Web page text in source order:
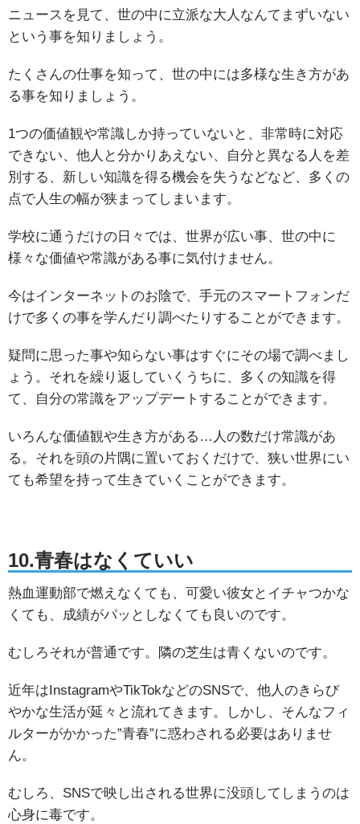
ニュースを見て、世の中に立派な大人なんてまずいない
という事を知りましょう。
たくさんの仕事を知って、世の中には多様な生き方があ
る事を知りましょう。
1つの価値観や常識しか持っていないと、非常時に対応
できない、他人と分かりあえない、自分と異なる人を差
別する、新しい知識を得る機会を失うなどなど、多くの
点で人生の幅が狭まってしまいます。
学校に通うだけの日々では、世界が広い事、世の中に
様々な価値や常識がある事に気付けません。
今はインターネットのお陰で、手元のスマートフォンだ
けで多くの事を学んだり調べたりすることができます。
疑問に思った事や知らない事はすぐにその場で調べまし
ょう。それを繰り返していくうちに、多くの知識を得
て、自分の常識をアップデートすることができます。
いろんな価値観や生き方がある…人の数だけ常識があ
る。それを頭の片隅に置いておくだけで、狭い世界にい
ても希望を持って生きていくことができます。
10.青春はなくていい
熱血運動部で燃えなくても、可愛い彼女とイチャつかな
くても、成績がパッとしなくても良いのです。
むしろそれが普通です。隣の芝生は青くないのです。
近年はInstagramやTikTokなどのSNSで、他人のきらび
やかな生活が延々と流れてきます。しかし、そんなフィ
ルターがかかった”青春”に惑わされる必要はありませ
ん。
むしろ、SNSで映し出される世界に没頭してしまうのは
心身に毒です。